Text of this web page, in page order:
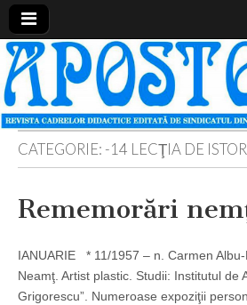
Apostolul
Revista
cadrelor
didactice
din
judetul
Neamt
CATEGORIE: -14 LECŢIA DE
Rememorări
IANUARIE * 11/1957 – n. Carmen
Neamţ. Artist plastic. Studii: Institutul de
Grigorescu”. Numeroase expoziţii